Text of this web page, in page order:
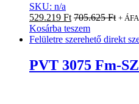
SKU: n/a
529.219 Ft 705.625Ft + ÁFA
Kosárba teszem
Felületre szerehető direkt
PVT 3075 Fm-